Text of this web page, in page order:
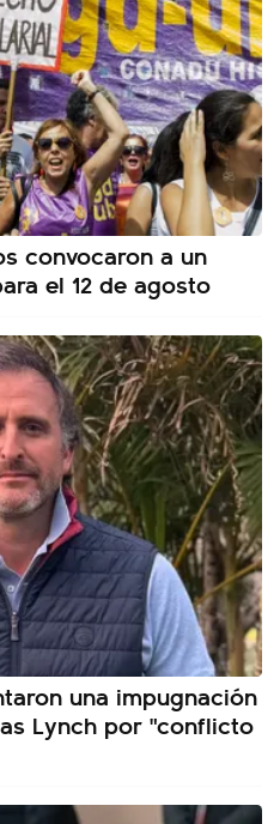
convocaron a un
el 12 de agosto
una impugnación
Lynch por "conflicto